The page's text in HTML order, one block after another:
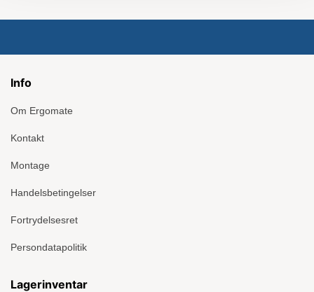
Info
Om Ergomate
Kontakt
Montage
Handelsbetingelser
Fortrydelsesret
Persondatapolitik
Lagerinventar